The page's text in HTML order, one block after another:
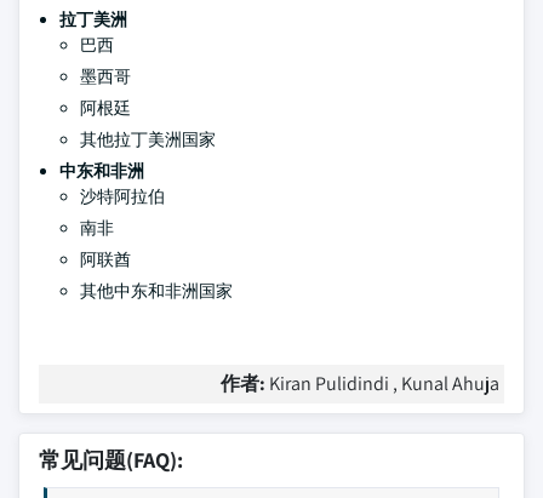
拉丁美洲
巴西
墨西哥
阿根廷
其他拉丁美洲国家
中东和非洲
沙特阿拉伯
南非
阿联酋
其他中东和非洲国家
作者: Kiran Pulidindi , Kunal Ahuja
常见问题(FAQ):